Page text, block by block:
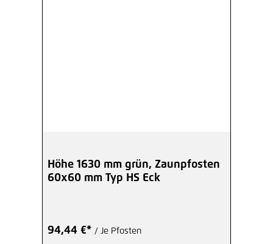
Höhe 1630 mm grün, Zaunpfosten
60x60 mm Typ HS Eck
94,44 €* / Je Pfosten